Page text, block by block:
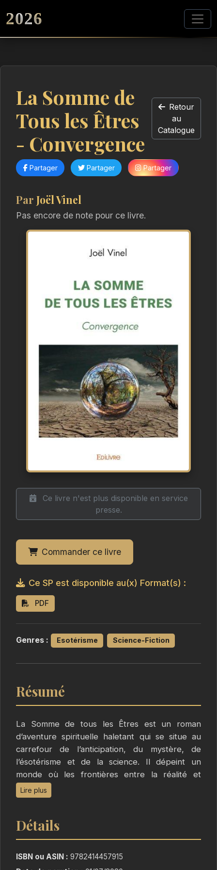
2026
La Somme de
Tous les Êtres
- Convergence
Retour
au
Catalogue
Partager Partager Partager
Par Joël Vinel
Pas encore de note pour ce livre.
Ce livre n'est plus disponible en service
presse.
Commander ce livre
Ce SP est disponible au(x) Format(s) :
PDF
Genres : Esotérisme Science-Fiction
Résumé
La Somme de tous les Êtres est un roman
d’aventure spirituelle haletant qui se situe au
carrefour de l’anticipation, du mystère, de
l’ésotérisme et de la science. Il dépeint un
monde où les frontières entre la réalité et
l’imagination s’effacent progressivement, laissant
entrevoir un futur incertain où la survie de
L’intrigue suit les parcours entrelacés de quatre
et unies par un mystérieux lien : la découverte
Lire plus
Détails
ISBN ou ASIN : 9782414457915